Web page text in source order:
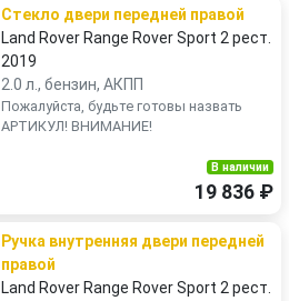
Стекло двери передней правой
Land Rover Range Rover Sport 2 рест.
2019
2.0 л., бензин, АКПП
Пожалуйста, будьте готовы назвать
АРТИКУЛ! ВНИМАНИЕ!
В наличии
19 836 ₽
Ручка внутренняя двери передней
правой
Land Rover Range Rover Sport 2 рест.